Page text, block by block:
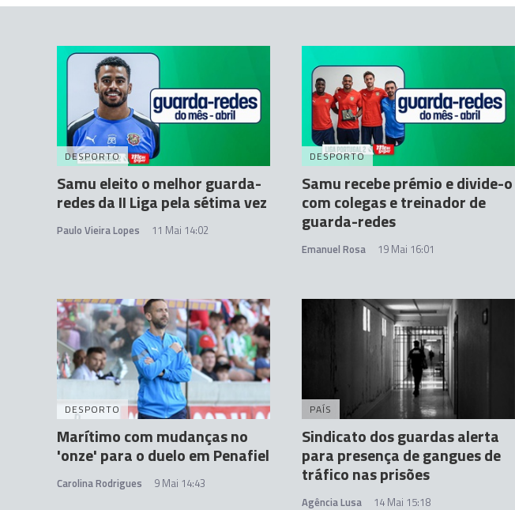
DESPORTO
Samu eleito o melhor guarda-
redes da II Liga pela sétima vez
Paulo Vieira Lopes 11 Mai 14:02
DESPORTO
Samu recebe prémio e divide-o
com colegas e treinador de
guarda-redes
Emanuel Rosa 19 Mai 16:01
DESPORTO
Marítimo com mudanças no
'onze' para o duelo em Penafiel
Carolina Rodrigues 9 Mai 14:43
PAÍS
Sindicato dos guardas alerta
para presença de gangues de
tráfico nas prisões
Agência Lusa 14 Mai 15:18